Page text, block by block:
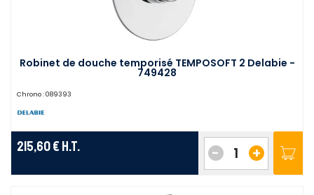
Robinet de douche temporisé TEMPOSOFT 2 Delabie -
749428
Chrono : 089393
215,60 € H.T. +
-